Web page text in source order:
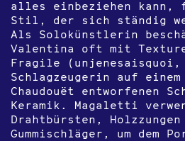
alles einbeziehen kann,
Stil, der sich ständig
Als Solokünstlerin
Valentina oft mit
Fragile
Schlagzeugerin auf einem
Chaudouët entworfenen
Keramik. Magaletti
Drahtbürsten, Holzzungen
Gummischläger, um dem